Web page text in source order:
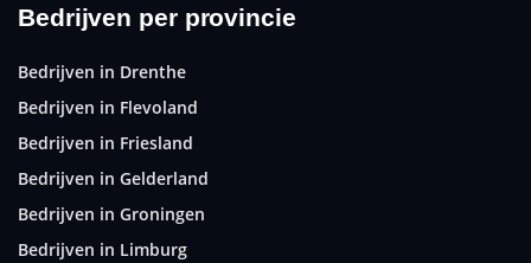
Bedrijven per provincie
Bedrijven in Drenthe
Bedrijven in Flevoland
Bedrijven in Friesland
Bedrijven in Gelderland
Bedrijven in Groningen
Bedrijven in Limburg